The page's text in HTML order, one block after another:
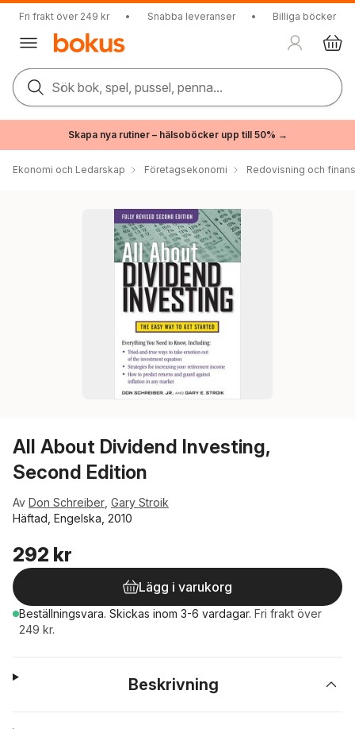
Fri frakt över 249 kr • Snabba leveranser • Billiga böcker
Sök bok, spel, pussel, penna...
Skapa nya rutiner – hälsoböcker upp till 50% →
Ekonomi och Ledarskap Företagsekonomi Redovisning och
All About Dividend Investing,
Second Edition
Av Don Schreiber Gary Stroik
Häftad, Engelska, 2010
292 kr
Lägg i varukorg
Beställningsvara. Skickas inom 3-6 vardagar. Fri frakt över
249 kr.
Beskrivning